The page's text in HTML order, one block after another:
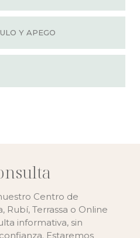
Y APEGO
Centro de
Rubí, Terrassa o Online
informativa, sin
Estaremos